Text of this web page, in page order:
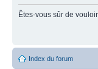
Êtes-vous sûr de
Index du forum